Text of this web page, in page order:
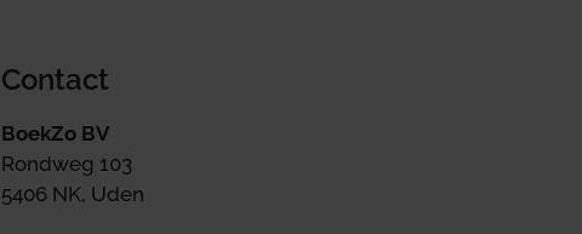
Contact
BoekZo BV
Rondweg 103
5406 NK, Uden